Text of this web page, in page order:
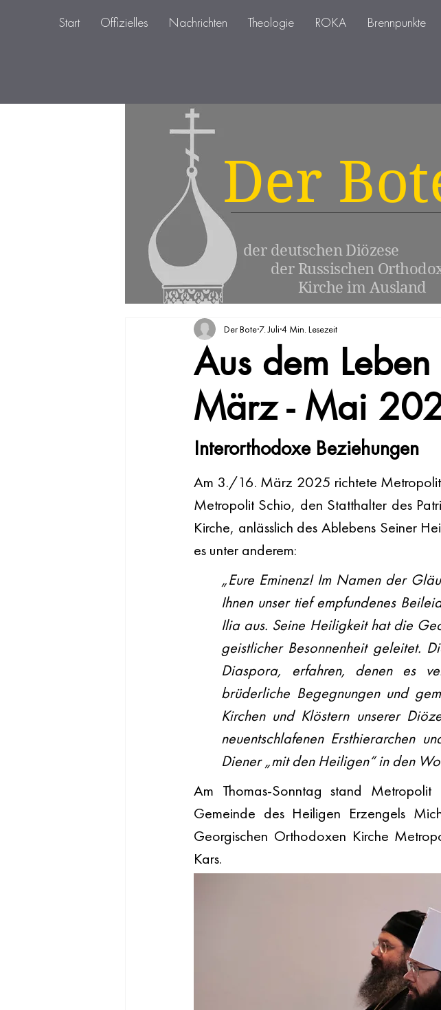
Start Offizielles Nachrichten Theologie ROKA Brennpunkte
Der
der deutschen Diözese
der Russischen
Kirche im Ausland
Aus dem
März - Mai
Der Bote 7. Juli 4 Min. Lesezeit
Interorthodoxe Beziehungen
Am 3./16. März 2025 richtete Metropolit
Metropolit Schio, den Statthalter des
Kirche, anlässlich des Ablebens Seiner
es unter anderem:
„Eure Eminenz! Im Namen der
Ihnen unser tief empfundenes
Ilia aus. Seine Heiligkeit hat die
geistlicher Besonnenheit geleitet.
Diaspora, erfahren, denen es
brüderliche Begegnungen und
Kirchen und Klöstern unserer
neuentschlafenen Ersthierarchen
Diener „mit den Heiligen“ in den
Am Thomas-Sonntag stand
Gemeinde des Heiligen Erzengels
Georgischen Orthodoxen Kirche
Kars.